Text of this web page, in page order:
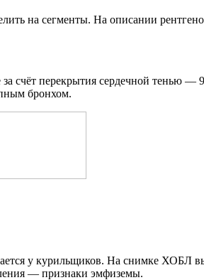
на сегменты. На описании
счёт перекрытия сердечной тенью
бронхом.
у курильщиков. На снимке ХОБЛ
— признаки эмфиземы.